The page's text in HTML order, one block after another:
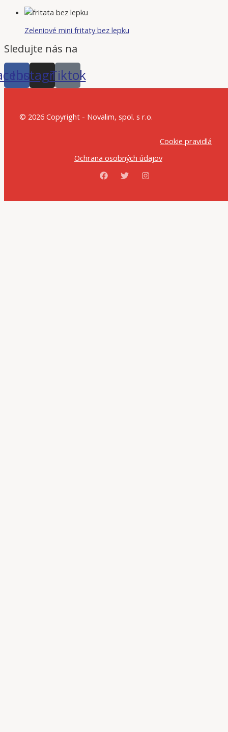
Zeleniové mini fritaty bez lepku
Sledujte nás na
Instagram
Tiktok
© 2026 Copyright - Novalim, spol. s r.o.
Cookie pravidlá
Ochrana osobných údajov